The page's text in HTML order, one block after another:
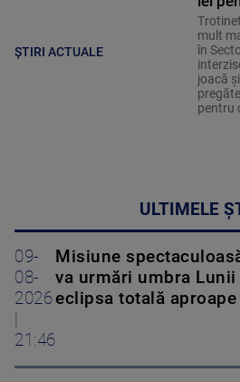
ȘTIRI ACTUALE
mult
în
joacă
pentru
ULTIMELE
09-
08-
2026
21:46
Misiune
va urmări umbra
eclipsa totală